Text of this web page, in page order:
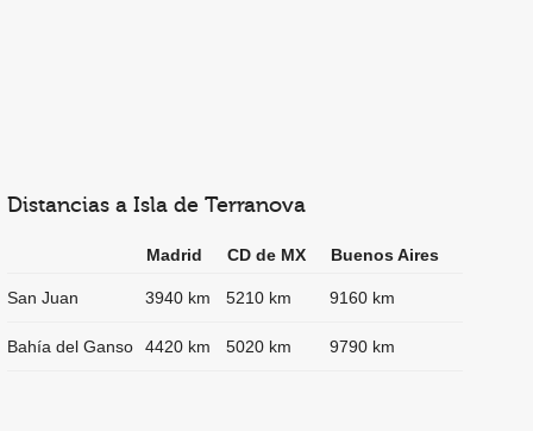
Distancias a Isla de Terranova
Madrid CD de MX Buenos Aires
San Juan 3940 km 5210 km 9160 km
Bahía del Ganso 4420 km 5020 km 9790 km